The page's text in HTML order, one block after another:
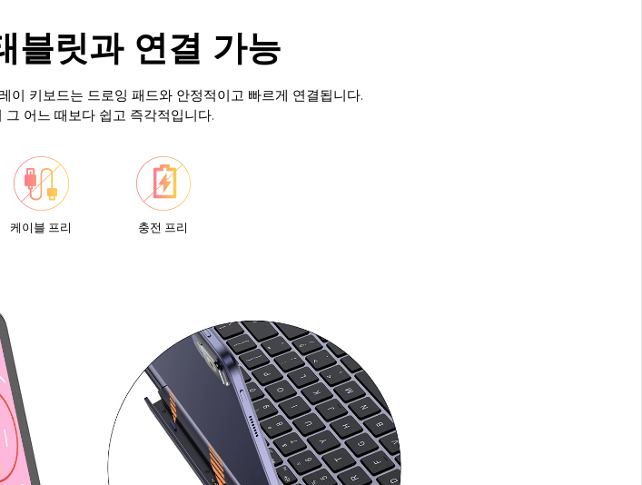
블릿과 연결 가능
이 키보드는 드로잉 패드와 안정적이고 빠르게 연결됩니다.
어느 때보다 쉽고 즉각적입니다.
케이블 프리 충전 프리